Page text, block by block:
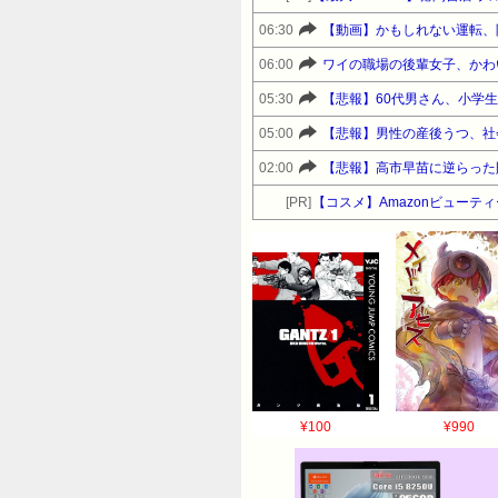
06:30 【動画】かもしれない運転
06:00 ワイの職場の後輩女子、か
05:30 【悲報】60代男さん、小学
05:00 【悲報】男性の産後うつ、
02:00 【悲報】高市早苗に逆らっ
[PR] 【コスメ】Amazonビューテ
¥100 ¥990